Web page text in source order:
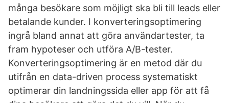
många besökare som möjligt ska bli till leads eller
betalande kunder. I konverteringsoptimering
ingrå bland annat att göra användartester, ta
fram hypoteser och utföra A/B-tester.
Konverteringsoptimering är en metod där du
utifrån en data-driven process systematiskt
optimerar din landningssida eller app för att få